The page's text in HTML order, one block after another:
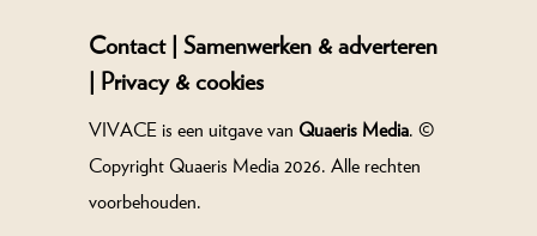
Contact | Samenwerken & adverteren
| Privacy & cookies
VIVACE is een uitgave van Quaeris Media. ©
Copyright Quaeris Media 2026. Alle rechten
voorbehouden.